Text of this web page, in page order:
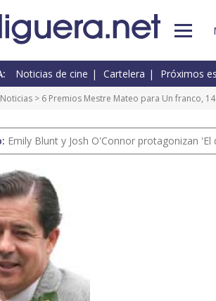
Noticias de cine Cartelera Próximos
Noticias > 6 Premios Mestre Mateo para Un franco,
Emily Blunt y Josh O'Connor protagonizan